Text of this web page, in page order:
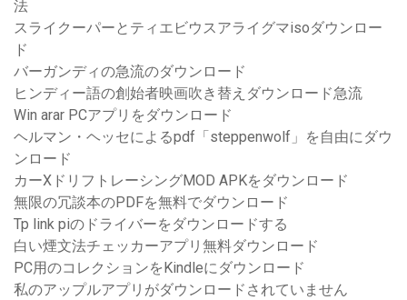
法
スライクーパーとティエビウスアライグマisoダウンロー
ド
バーガンディの急流のダウンロード
ヒンディー語の創始者映画吹き替えダウンロード急流
Win arar PCアプリをダウンロード
ヘルマン・ヘッセによるpdf「steppenwolf」を自由にダウ
ンロード
カーXドリフトレーシングMOD APKをダウンロード
無限の冗談本のPDFを無料でダウンロード
Tp link piのドライバーをダウンロードする
白い煙文法チェッカーアプリ無料ダウンロード
PC用のコレクションをKindleにダウンロード
私のアップルアプリがダウンロードされていません